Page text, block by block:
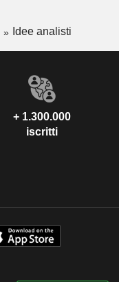
Idee analisti
+ 1.300.000
iscritti